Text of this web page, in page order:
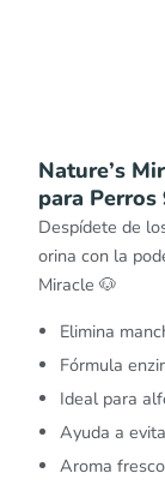
Nature’s
para
Despídete de
orina con la
Miracle 🐶
Elimina
Fórmula
Ideal para
Ayuda a
Aroma